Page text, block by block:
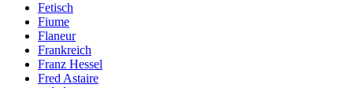
Fetisch
Fiume
Flaneur
Frankreich
Franz Hessel
Fred Astaire